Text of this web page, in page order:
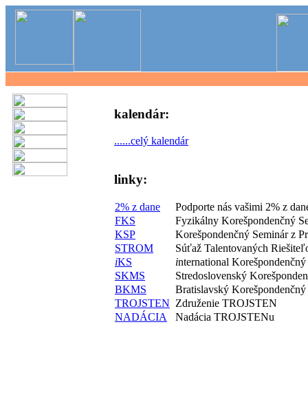
kalendár:
......celý kalendár
linky:
2% z dane
Podporte nás vašimi 2% z
FKS
Fyzikálny Korešpondenčný
KSP
Korešpondenčný Seminár z
STROM
Súťaž Talentovaných
iKS international Korešpondenčný
SKMS
Stredoslovenský
BKMS
Bratislavský
TROJSTEN Združenie TROJSTEN
NADÁCIA
Nadácia TROJSTENu